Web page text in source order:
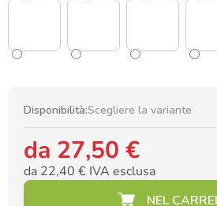
Disponibilità:Scegliere la variante
da 27,50 €
da 22,40 € IVA esclusa
Prezzo della misura: